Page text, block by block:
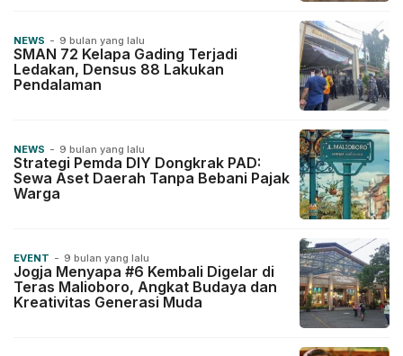
NEWS - 9 bulan yang lalu
SMAN 72 Kelapa Gading Terjadi
Ledakan, Densus 88 Lakukan
Pendalaman
NEWS - 9 bulan yang lalu
Strategi Pemda DIY Dongkrak PAD:
Sewa Aset Daerah Tanpa Bebani Pajak
Warga
EVENT - 9 bulan yang lalu
Jogja Menyapa #6 Kembali Digelar di
Teras Malioboro, Angkat Budaya dan
Kreativitas Generasi Muda